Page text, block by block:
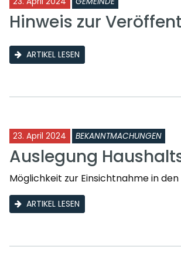
Hinweis zur
ARTIKEL LESEN
23. April 2024 BEKANNTMACHUNGEN
Auslegung
Möglichkeit zur Einsichtnahme in
ARTIKEL LESEN